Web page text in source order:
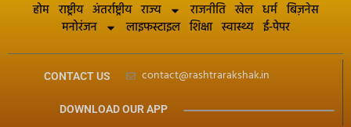
होम राष्ट्रीय अंतर्राष्ट्रीय राज्य राजनीति खेल धर्म बिज़नेस
मनोरंजन
लाइफस्टाइल शिक्षा स्वास्थ्य ई-पेपर
CONTACT US contact@rashtrarakshak.in
DOWNLOAD OUR APP